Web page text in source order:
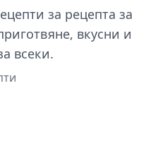
за рецепта за
вкусни и
всеки.